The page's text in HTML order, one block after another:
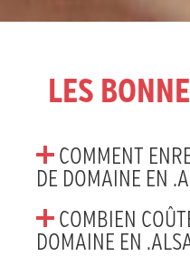
LES
COMMENT
DE DOMAINE EN
COMBIEN
DOMAINE EN